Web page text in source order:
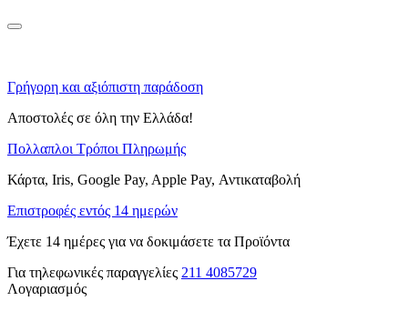
Γρήγορη και αξιόπιστη παράδοση
Αποστολές σε όλη την Ελλάδα!
Πολλαπλοι Τρόποι Πληρωμής
Κάρτα, Iris, Google Pay, Apple Pay, Αντικαταβολή
Επιστροφές εντός 14 ημερών
Έχετε 14 ημέρες για να δοκιμάσετε τα Προϊόντα
Για τηλεφωνικές παραγγελίες 211 4085729
Λογαριασμός